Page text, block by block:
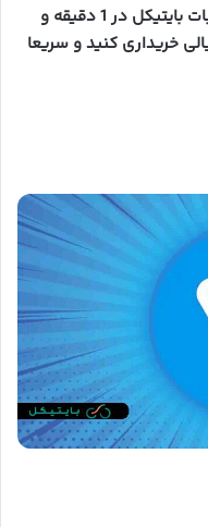
شما میتوانید ارز TON را با استفاده از ربات بایتیکل در 1 دقیقه و
خریداری کنید و سریعا